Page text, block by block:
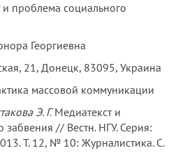
и проблема социального
Георгиевна
21, Донецк, 83095, Украина
массовой коммуникации
Э. Г.Медиатекст и
забвения // Вестн. НГУ. Серия:
Т. 12, № 10: Журналистика. С.